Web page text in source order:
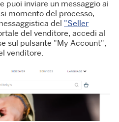
puoi inviare un messaggio ai
momento del processo,
del "Seller
del venditore, accedi al
sul pulsante "My Account",
venditore.